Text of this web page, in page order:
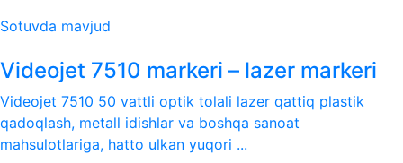
Sotuvda mavjud
Videojet 7510 markeri – lazer markeri
Videojet 7510 50 vattli optik tolali lazer qattiq plastik
qadoqlash, metall idishlar va boshqa sanoat
mahsulotlariga, hatto ulkan yuqori ...